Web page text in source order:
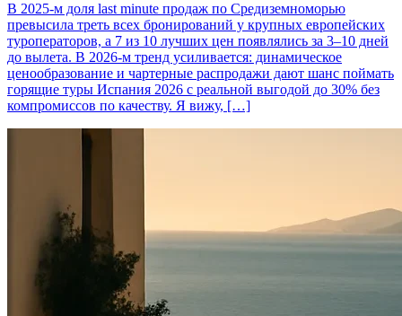
В 2025‑м доля last minute продаж по Средиземноморью
превысила треть всех бронирований у крупных европейских
туроператоров, а 7 из 10 лучших цен появлялись за 3–10 дней
до вылета. В 2026‑м тренд усиливается: динамическое
ценообразование и чартерные распродажи дают шанс поймать
горящие туры Испания 2026 с реальной выгодой до 30% без
компромиссов по качеству. Я вижу, […]